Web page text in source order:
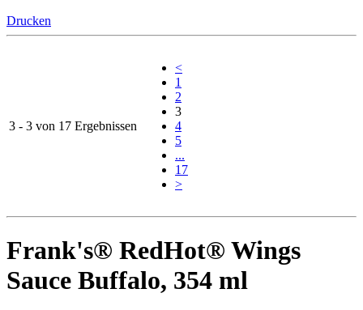
Drucken
3 - 3 von 17 Ergebnissen
<
1
2
3
4
5
...
17
>
Frank's® RedHot® Wings
Sauce Buffalo, 354 ml